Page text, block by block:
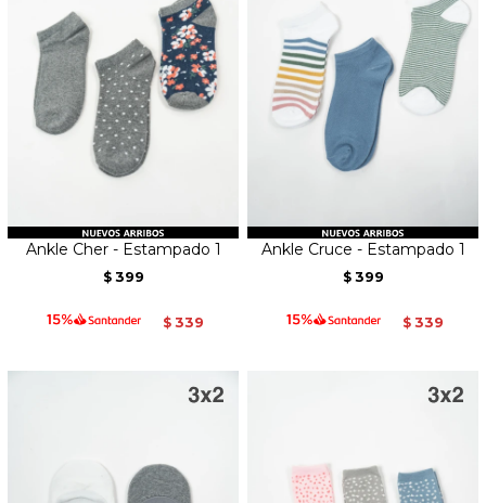
Ankle Cher - Estampado 1
$ 399
$ 339
Ankle Cruce - Estampado 1
$ 399
$ 339